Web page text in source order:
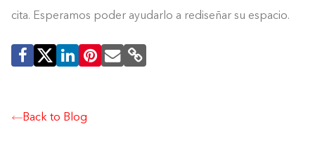
cita. Esperamos poder ayudarlo a rediseñar su espacio.
Back to Blog